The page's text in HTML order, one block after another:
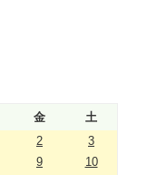
金
土
2
3
9
10